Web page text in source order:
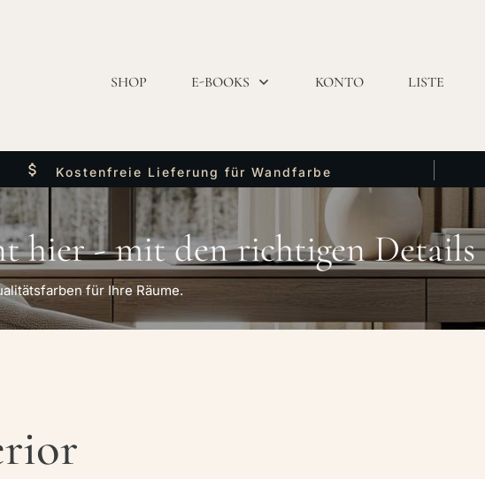
SHOP E-BOOKS KONTO LISTE
Kostenfreie Lieferung für Wandfarbe
hier - mit den richtigen Details
für Ihre Räume.